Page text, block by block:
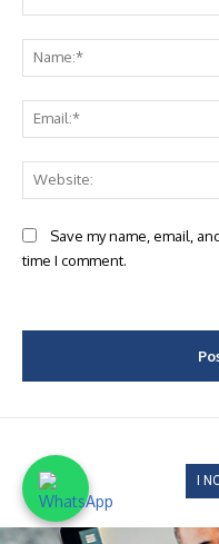
Save my name, email,
time I comment.
I